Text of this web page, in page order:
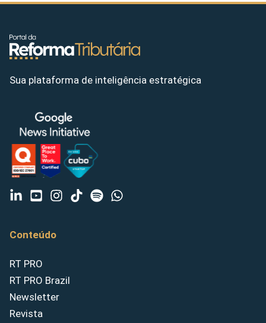
Sua plataforma de inteligência estratégica
Conteúdo
RT PRO
RT PRO Brazil
Newsletter
Revista